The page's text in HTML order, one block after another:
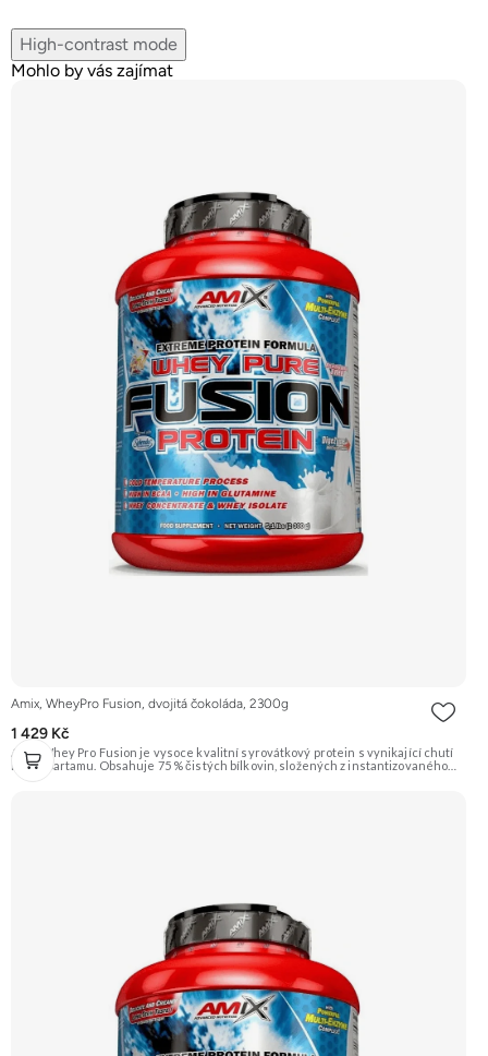
High-contrast mode
Mohlo by vás zajímat
Amix, WheyPro Fusion, dvojitá čokoláda, 2300g
1 429 Kč
Amix Whey Pro Fusion je vysoce kvalitní syrovátkový protein s vynikající chutí
bez aspartamu. Obsahuje 75 % čistých bílkovin, složených z instantizovaného